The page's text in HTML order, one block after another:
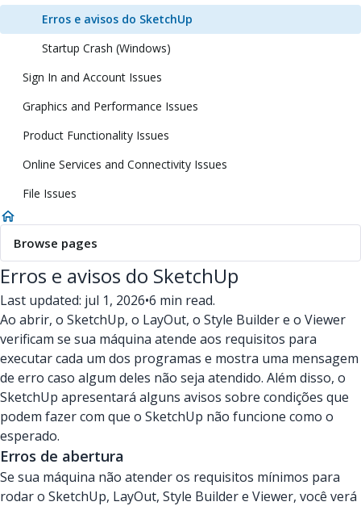
Erros e avisos do SketchUp
Startup Crash (Windows)
Sign In and Account Issues
Graphics and Performance Issues
Product Functionality Issues
Online Services and Connectivity Issues
File Issues
Browse pages
Erros e avisos do SketchUp
Last updated: jul 1, 2026•6 min read.
Ao abrir, o SketchUp, o LayOut, o Style Builder e o Viewer
verificam se sua máquina atende aos requisitos para
executar cada um dos programas e mostra uma mensagem
de erro caso algum deles não seja atendido. Além disso, o
SketchUp apresentará alguns avisos sobre condições que
podem fazer com que o SketchUp não funcione como o
esperado.
Erros de abertura
Se sua máquina não atender os requisitos mínimos para
rodar o SketchUp, LayOut, Style Builder e Viewer, você verá